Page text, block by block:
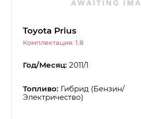
Toyota Prius
Комплектация: 1.8
Год/Месяц: 2011/1
Топливо: Гибрид (Бензин/
Электричество)